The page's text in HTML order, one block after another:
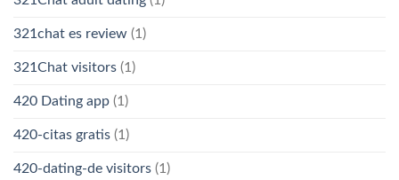
321chat es review (1)
321Chat visitors (1)
420 Dating app (1)
420-citas gratis (1)
420-dating-de visitors (1)